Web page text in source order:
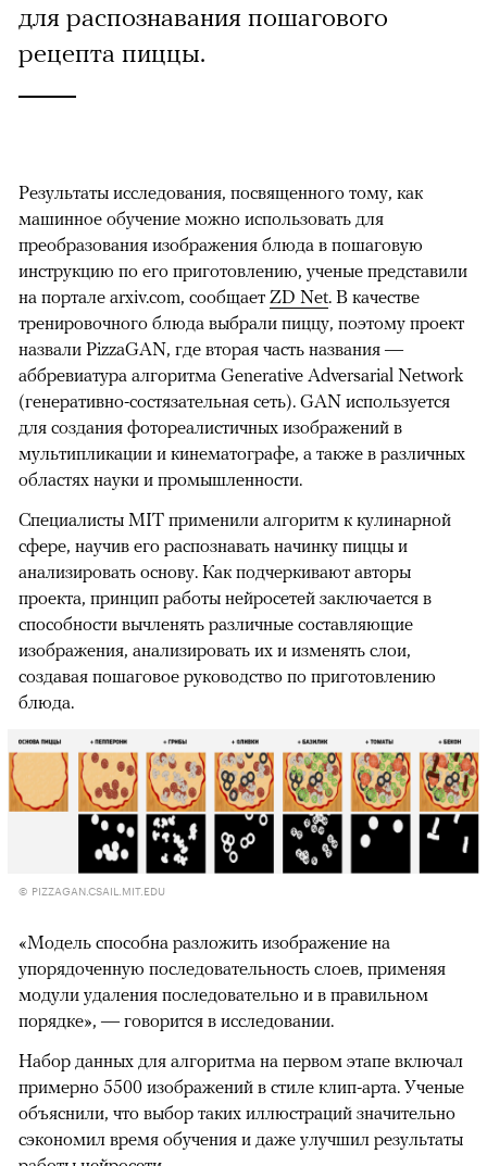
для распознавания пошагового
рецепта пиццы.
Результаты исследования, посвященного тому, как
машинное обучение можно использовать для
преобразования изображения блюда в пошаговую
инструкцию по его приготовлению, ученые представили
на портале arхiv.com, сообщает ZD Net. В качестве
тренировочного блюда выбрали пиццу, поэтому проект
назвали PizzaGAN, где вторая часть названия —
аббревиатура алгоритма Generative Adversarial Network
(генеративно-состязательная сеть). GAN используется
для создания фотореалистичных изображений в
мультипликации и кинематографе, а также в различных
областях науки и промышленности.
Специалисты MIT применили алгоритм к кулинарной
сфере, научив его распознавать начинку пиццы и
анализировать основу. Как подчеркивают авторы
проекта, принцип работы нейросетей заключается в
способности вычленять различные составляющие
изображения, анализировать их и изменять слои,
создавая пошаговое руководство по приготовлению
блюда.
© PIZZAGAN.CSAIL.MIT.EDU
«Модель способна разложить изображение на
упорядоченную последовательность слоев, применяя
модули удаления последовательно и в правильном
порядке», — говорится в исследовании.
Набор данных для алгоритма на первом этапе включал
примерно 5500 изображений в стиле клип-арта. Ученые
объяснили, что выбор таких иллюстраций значительно
сэкономил время обучения и даже улучшил результаты